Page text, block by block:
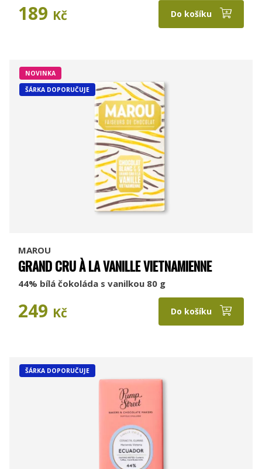
189 Kč Do košíku
NOVINKA
ŠÁRKA DOPORUČUJE
MAROU
GRAND CRU À LA VANILLE VIETNAMIENNE
44% bílá čokoláda s vanilkou 80 g
249 Kč Do košíku
ŠÁRKA DOPORUČUJE